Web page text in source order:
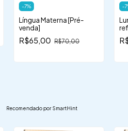
-7%
Língua Materna [Pré-
venda]
R$65,00 R$70,00
-7
Recomendado por SmartHint